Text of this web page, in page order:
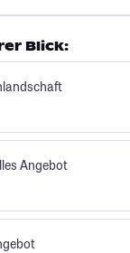
Blick:
Angebot